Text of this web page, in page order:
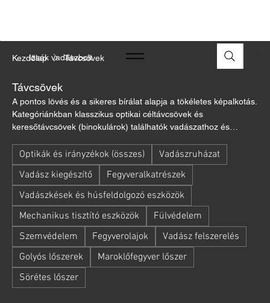
Izsák vadászbolt
Kezdőlap Távcsövek
Távcsövek
A pontos lövés és a sikeres bírálat alapja a tökéletes képalkotás.
Kategóriánkban klasszikus optikai céltávcsövek és
keresőtávcsövek (binokulárok) találhatók vadászathoz és
mechanikával rendelkező céltávcsövek garantálják a stabil
célzást, míg a binokulárok részletgazdag képet adnak cserkelés
vagy lesvadászat során. Válasszon a Hawke, Konus, Noblex,
Schmidt & Bender, valamint a Hikmicro megbízható optikai
eszközei közül a kompromisszummentes terepi használathoz!
Optikák és irányzékok (összes)
Vadászruházat
Vadász kiegészítő
Fegyveralkatrészek
Vadászkések és húsfeldolgozó eszközök
Mechanikus tisztító eszközök
Fülvédelem
Szemvédelem
Fegyverolajok
Vadász felszerelés
Golyós lőszerek
Maroklőfegyver lőszer
Sörétes lőszer